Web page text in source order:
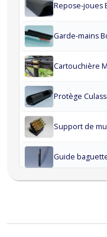
Repose-joues
Garde-mains
Cartouchière
Protège
Support de
Guide